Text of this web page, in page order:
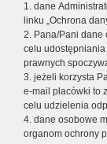
1. dane
linku „Ochrona
2. Pana/Pani dane
celu
prawnych
3. jeżeli korzysta
e-mail placówki to
celu udzielenia
4. dane osobowe
organom ochrony